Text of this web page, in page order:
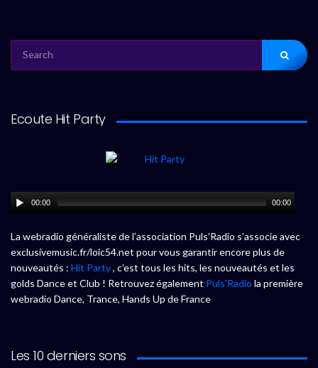
FOR:
Ecoute Hit Party
00:00 00:00
La webradio généraliste de l’association Puls’Radio s’associe avec
exclusivemusic.fr/loic54.net pour vous garantir encore plus de
nouveautés : Hit Party, c’est tous les hits, les nouveautés et les
golds Dance et Club ! Retrouvez également Puls’Radio la première
webradio Dance, Trance, Hands Up de France
Les 10 derniers sons